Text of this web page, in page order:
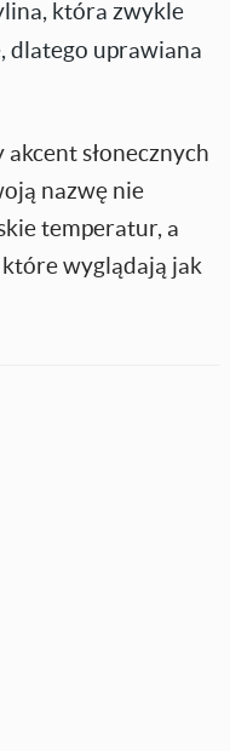
która zwykle
dlatego uprawiana
słonecznych
nazwę nie
temperatur, a
wyglądają jak